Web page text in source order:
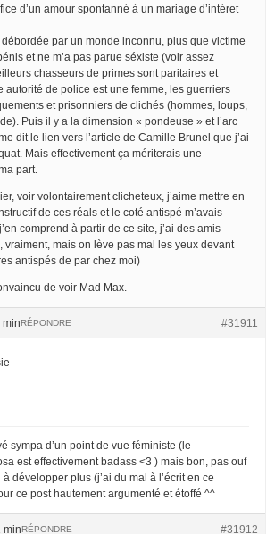
d’un amour spontanné à un mariage d’intéret
débordée par un monde inconnu, plus que victime
et ne m’a pas parue séxiste (voir assez
chasseurs de primes sont paritaires et
autorité de police est une femme, les guerriers
et prisonniers de clichés (hommes, loups,
Puis il y a la dimension « pondeuse » et l’arc
dit le lien vers l’article de Camille Brunel que j’ai
Mais effectivement ça mériterais une
part.
voir volontairement clicheteux, j’aime mettre en
de ces réals et le coté antispé m’avais
comprend à partir de ce site, j’ai des amis
vraiment, mais on lève pas mal les yeux devant
antispés de par chez moi)
de voir Mad Max.
min #31911
RÉPONDRE
sympa d’un point de vue féministe (le
est effectivement badass <3 ) mais bon, pas ouf
développer plus (j’ai du mal à l’écrit en ce
ce post hautement argumenté et étoffé ^^
min #31912
RÉPONDRE